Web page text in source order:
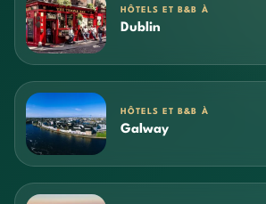
HÔTELS ET B&B À
Dublin
HÔTELS ET B&B À
Galway